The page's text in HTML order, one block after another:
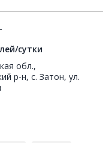
сутки
обл.,
р-н, с. Затон, ул.